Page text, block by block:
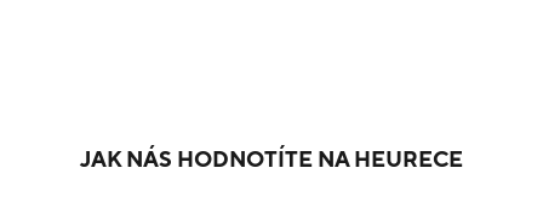
JAK NÁS HODNOTÍTE NA HEURECE